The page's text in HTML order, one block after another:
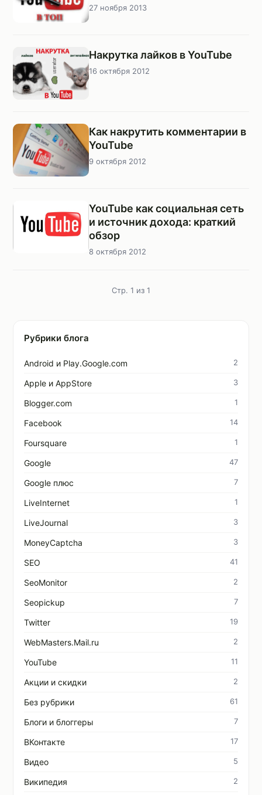
27 ноября 2013
Накрутка лайков в YouTube
16 октября 2012
Как накрутить комментарии в
YouTube
9 октября 2012
YouTube как социальная сеть
и источник дохода: краткий
обзор
8 октября 2012
Стр. 1 из 1
Рубрики блога
Android и Play.Google.com 2
Apple и AppStore 3
Blogger.com 1
Facebook 14
Foursquare 1
Google 47
Google плюс 7
LiveInternet 1
LiveJournal 3
MoneyCaptcha 3
SEO 41
SeoMonitor 2
Seopickup 7
Twitter 19
WebMasters.Mail.ru 2
YouTube 11
Акции и скидки 2
Без рубрики 61
Блоги и блоггеры 7
ВКонтакте 17
Видео 5
Википедия 2